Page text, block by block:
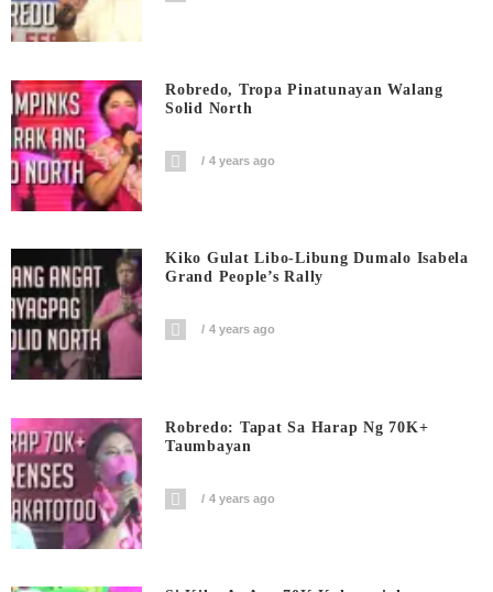
Robredo, Tropa Pinatunayan Walang
Solid North
4 years ago
Kiko Gulat Libo-Libung Dumalo Isabela
Grand People’s Rally
4 years ago
Robredo: Tapat Sa Harap Ng 70K+
Taumbayan
4 years ago